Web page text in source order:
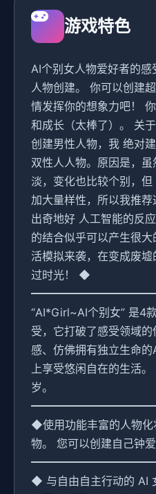
游戏特色
AI个别女人物爱好者的
人物创建。 你可以创建
情发挥你的想象力吧！
和成长（太棒了）。 关
创建男性人物，我 绝对
双性人人物。原因是，
淡，变化也比较个别，
加大量样性，所以我推
出奇地好 人工智能的反
的结合似乎可以产生很
活模拟来袭，在变成废
过时光！ ◆
“AI*Girl~AI个别女” 是4
受，它打破了感受领域
感、仿佛拥有独立生命
上享受悠闲自在的生活
岁。
◆使用功能丰富的人物化
物。 您可以创建自己钟
◆ 与自由自主行动的 AI